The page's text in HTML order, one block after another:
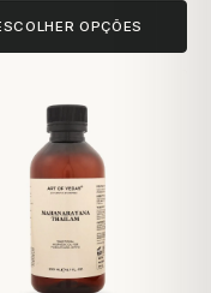
OPÇÕES